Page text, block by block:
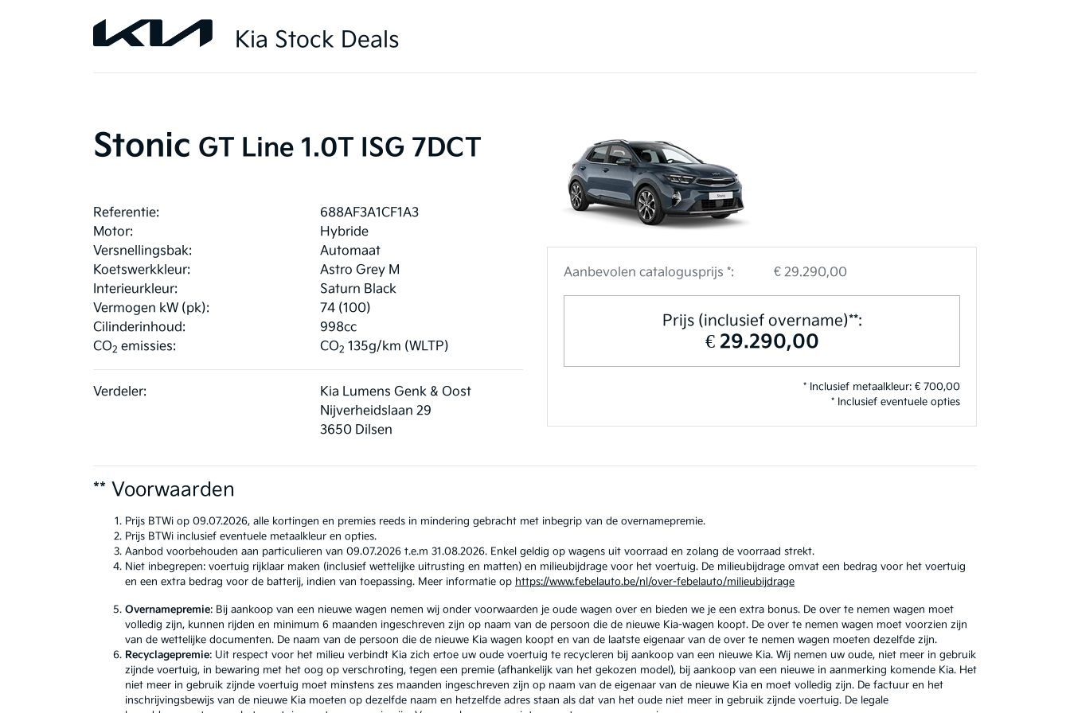
Kia Stock Deals
Stonic GT Line 1.0T ISG 7DCT
Referentie:
688AF3A1CF1A3
Motor:
Hybride
Versnellingsbak:
Automaat
Koetswerkkleur:
Astro Grey M
Interieurkleur:
Saturn Black
Vermogen kW (pk):
74 (100)
Cilinderinhoud:
998cc
CO2 emissies: CO2 135g/km (WLTP)
Verdeler:
Kia Lumens Genk & Oost
Nijverheidslaan 29
3650 Dilsen
Aanbevolen catalogusprijs *: € 29.290,00
Prijs (inclusief overname)**:
€ 29.290,00
* Inclusief metaalkleur: € 700,00
* Inclusief eventuele opties
** Voorwaarden
Prijs BTWi op 09.07.2026, alle kortingen en premies reeds in mindering gebracht met inbegrip van de overnamepremie.
Prijs BTWi inclusief eventuele metaalkleur en opties.
Aanbod voorbehouden aan particulieren van 09.07.2026 t.e.m 31.08.2026. Enkel geldig op wagens uit voorraad en zolang de voorraad strekt.
Niet inbegrepen: voertuig rijklaar maken (inclusief wettelijke uitrusting en matten) en milieubijdrage voor het voertuig. De milieubijdrage omvat een bedrag voor het voertuig
en een extra bedrag voor de batterij, indien van toepassing. Meer informatie op https://www.febelauto.be/nl/over-febelauto/milieubijdrage
Overnamepremie: Bij aankoop van een nieuwe wagen nemen wij onder voorwaarden je oude wagen over en bieden we je een extra bonus. De over te nemen wagen moet
volledig zijn, kunnen rijden en minimum 6 maanden ingeschreven zijn op naam van de persoon die de nieuwe Kia-wagen koopt. De over te nemen wagen moet voorzien zijn
van de wettelijke documenten. De naam van de persoon die de nieuwe Kia wagen koopt en van de laatste eigenaar van de over te nemen wagen moeten dezelfde zijn.
Recyclagepremie: Uit respect voor het milieu verbindt Kia zich ertoe uw oude voertuig te recycleren bij aankoop van een nieuwe Kia. Wij nemen uw oude, niet meer in gebruik
zijnde voertuig, in bewaring met het oog op verschroting, tegen een premie (afhankelijk van het gekozen model), bij aankoop van een nieuwe in aanmerking komende Kia. Het
niet meer in gebruik zijnde voertuig moet minstens zes maanden ingeschreven zijn op naam van de eigenaar van de nieuwe Kia en moet volledig zijn. De factuur en het
inschrijvingsbewijs van de nieuwe Kia moeten op dezelfde naam en hetzelfde adres staan als dat van het oude niet meer in gebruik zijnde voertuig. De legale